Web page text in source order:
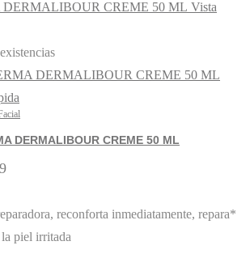
Vista
DERMALIBOUR CREME 50 ML
reconforta inmediatamente, repara*
piel irritada